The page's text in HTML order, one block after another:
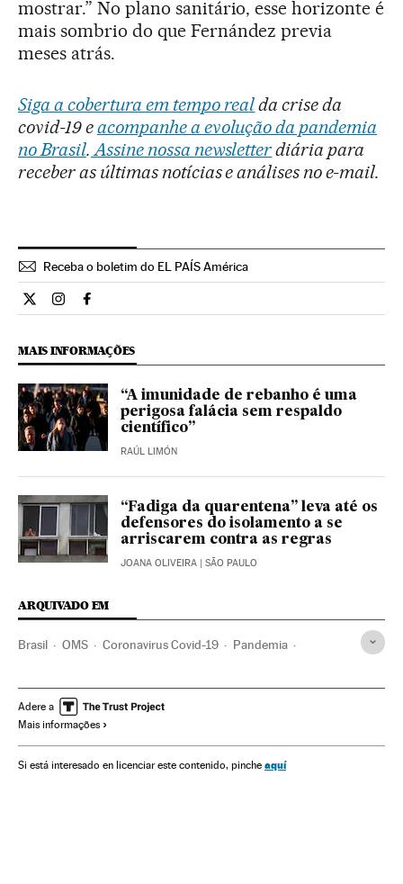
mostrar.” No plano sanitário, esse horizonte é
mais sombrio do que Fernández previa
meses atrás.
Siga a cobertura em tempo realda crise da
covid-19 eacompanhe a evolução da pandemia
no Brasil. Assine nossa newsletterdiária para
receber as últimas notícias e análises no e-mail.
Receba o boletim do EL PAÍS América
Internacional El País Brasil en Twitter
Internacional El País Brasil en Instagram
Internacional El País Brasil en Facebook
MAIS INFORMAÇÕES
“A imunidade de rebanho é uma
perigosa falácia sem respaldo
científico”
RAÚL LIMÓN
“Fadiga da quarentena” leva até os
defensores do isolamento a se
arriscarem contra as regras
JOANA OLIVEIRA | SÃO PAULO
ARQUIVADO EM
Brasil OMS Coronavirus Covid-19 Pandemia
Ministério Saúde Argentina
Alberto Fernández
Adere a
Mais informações
Si está interesado en licenciar este contenido, pinche aquí